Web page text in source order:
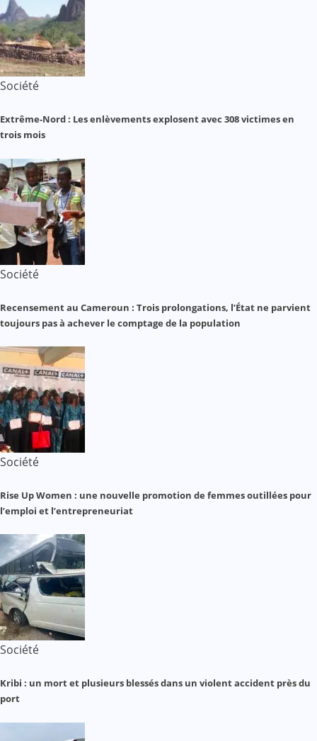
Société
Extrême-Nord : Les enlèvements explosent avec 308 victimes en
trois mois
Société
Recensement au Cameroun : Trois prolongations, l’État ne parvient
toujours pas à achever le comptage de la population
Société
Rise Up Women : une nouvelle promotion de femmes outillées pour
l’emploi et l’entrepreneuriat
Société
Kribi : un mort et plusieurs blessés dans un violent accident près du
port